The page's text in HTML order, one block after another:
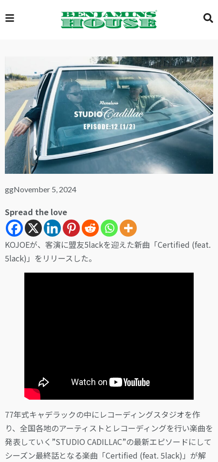
EXCLUSIVE
GLOBAL
VIDEOS
GALLERY
ggNovember 5, 2024
Spread the love
KOJOEが、客演に盟友5lackを迎えた新曲「Certified (feat.
5lack)」をリリースした。
77年式キャデラックの中にレコーディングスタジオを作
り、全国各地のアーティストとレコーディングを行い楽曲を
発表していく”STUDIO CADILLAC”の最新エピソードにして
シーズン最終話となる楽曲「Certified (feat. 5lack)」が解